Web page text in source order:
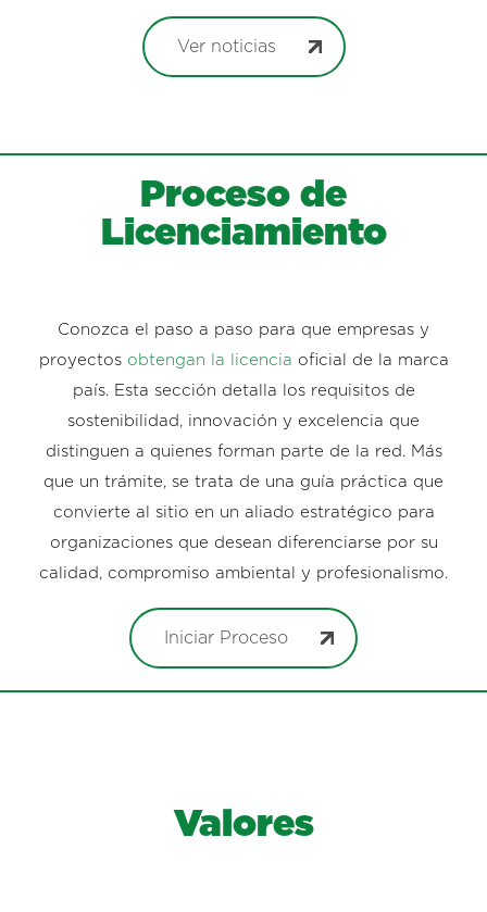
Ver noticias
Proceso de
Licenciamiento
Conozca el paso a paso para que empresas y
proyectos obtengan la licencia oficial de la marca
país. Esta sección detalla los requisitos de
sostenibilidad, innovación y excelencia que
distinguen a quienes forman parte de la red. Más
que un trámite, se trata de una guía práctica que
convierte al sitio en un aliado estratégico para
organizaciones que desean diferenciarse por su
calidad, compromiso ambiental y profesionalismo.
Iniciar Proceso
Valores